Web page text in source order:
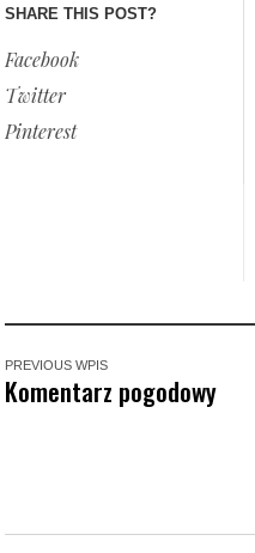
SHARE THIS POST?
Facebook
Twitter
Pinterest
PREVIOUS WPIS
Komentarz pogodowy